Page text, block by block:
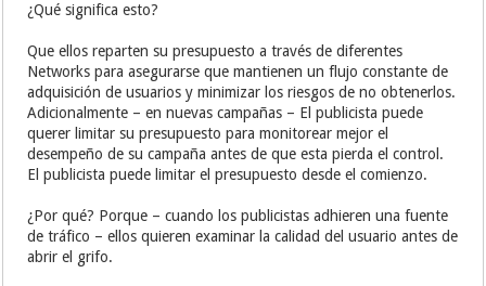
¿Qué significa esto?
Que ellos reparten su presupuesto a través de diferentes
Networks para asegurarse que mantienen un flujo constante de
adquisición de usuarios y minimizar los riesgos de no obtenerlos.
Adicionalmente – en nuevas campañas – El publicista puede
querer limitar su presupuesto para monitorear mejor el
desempeño de su campaña antes de que esta pierda el control.
El publicista puede limitar el presupuesto desde el comienzo.
¿Por qué? Porque – cuando los publicistas adhieren una fuente
de tráfico – ellos quieren examinar la calidad del usuario antes de
abrir el grifo.